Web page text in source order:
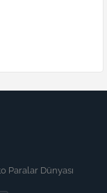
Paralar Dünyası